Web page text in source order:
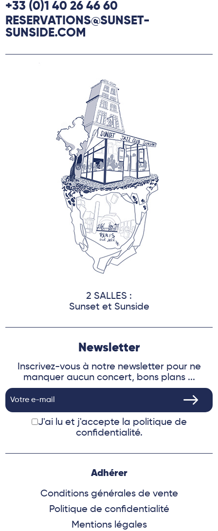
+33 (0)1 40 26 46 60
RESERVATIONS@SUNSET-
SUNSIDE.COM
2 SALLES :
Sunset et Sunside
Newsletter
Inscrivez-vous à notre newsletter pour ne
manquer aucun concert, bons plans ...
J'ai lu et j'accepte la politique de
confidentialité.
Adhérer
Conditions générales de vente
Politique de confidentialité
Mentions légales